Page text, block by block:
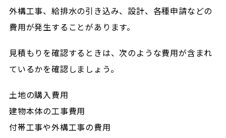
外構工事、給排水の引き込み、設計、各種申請などの
費用が発生することがあります。
見積もりを確認するときは、次のような費用が含まれ
ているかを確認しましょう。
土地の購入費用
建物本体の工事費用
付帯工事や外構工事の費用